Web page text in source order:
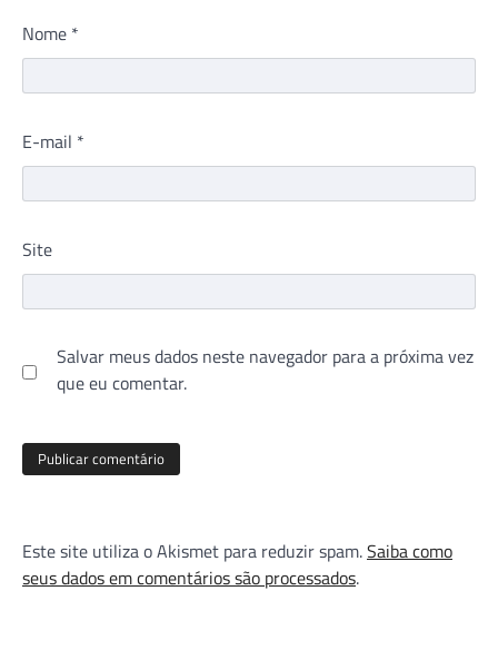
Nome *
E-mail *
Site
Salvar meus dados neste navegador para a próxima vez
que eu comentar.
Este site utiliza o Akismet para reduzir spam.Saiba como
seus dados em comentários são processados.